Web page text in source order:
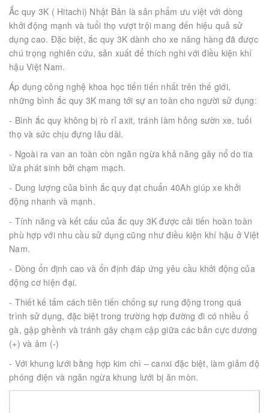
Ắc quy 3K ( Hitachi) Nhật Bản là sản phẩm ưu việt với dòng
khởi động mạnh và tuổi thọ vượt trội mang đến hiệu quả sử
dụng cao. Đặc biệt, ắc quy 3K dành cho xe nâng hàng đã được
chú trọng nghiên cứu, sản xuất để thích nghi với điều kiện khí
hậu Việt Nam.
Áp dụng công nghệ khoa học tiến tiến nhất trên thế giới,
những bình ắc quy 3K mang tới sự an toàn cho người sử dụng:
- Bình ắc quy không bị rò rỉ axit, tránh làm hỏng sườn xe, tuổi
thọ và sức chịu đựng lâu dài.
- Ngoài ra van an toàn còn ngăn ngừa khả năng gây nổ do tia
lửa phát sinh bởi chạm mạch.
- Dung lượng của bình ắc quy đạt chuẩn 40Ah giúp xe khởi
động nhanh và mạnh.
- Tính năng và kết cấu của ắc quy 3K được cải tiến hoàn toàn
phù hợp với nhu cầu sử dụng cũng như điều kiện khí hậu ở Việt
Nam.
- Dòng ổn định cao và ổn định đáp ứng yêu cầu khởi động của
động cơ hiện đại.
- Thiết kế tấm cách tiên tiến chống sự rung động trong quá
trình sử dụng, đặc biệt trong trường hợp đường đi có nhiều ổ
gà, gập ghềnh và tránh gây chạm cập giữa các bản cực dương
(+) và âm (-)
- Với khung lưới bằng hợp kim chì – canxi đặc biệt, làm giảm độ
phóng điện và ngăn ngừa khung lưới bị ăn mòn.